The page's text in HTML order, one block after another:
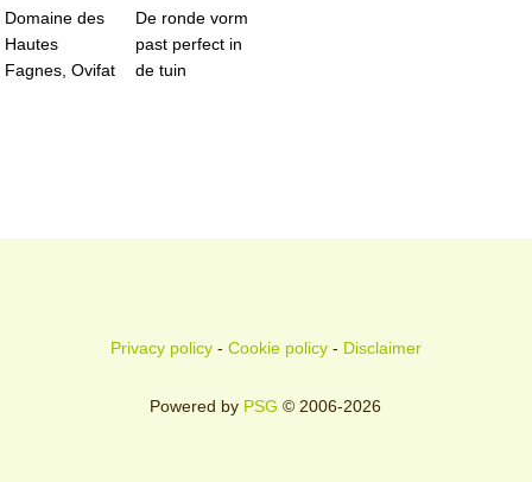
Domaine des
Hautes
Fagnes, Ovifat
De ronde vorm
past perfect in
de tuin
Privacy policy- Cookie policy- Disclaimer
Powered by PSG © 2006-2026